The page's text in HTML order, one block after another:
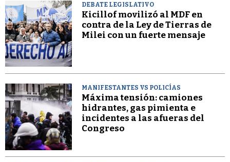
DEBATE LEGISLATIVO
Kicillof movilizó al MDF en
contra de la Ley de Tierras de
Milei con un fuerte mensaje
MANIFESTANTES VS POLICÍAS
Máxima tensión: camiones
hidrantes, gas pimienta e
incidentes a las afueras del
Congreso